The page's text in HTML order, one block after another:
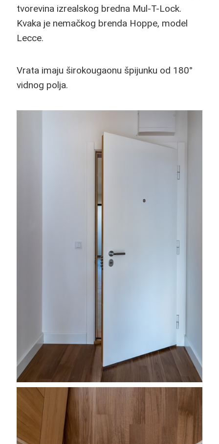
tvorevina izrealskog bredna Mul-T-Lock.
Kvaka je nemačkog brenda Hoppe, model
Lecce.
Vrata imaju širokougaonu špijunku od 180°
vidnog polja.